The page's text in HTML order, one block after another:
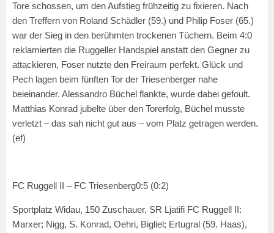
Tore schossen, um den Aufstieg frühzeitig zu fixieren. Nach
den Treffern von Roland Schädler (59.) und Philip Foser (65.)
war der Sieg in den berühmten trockenen Tüchern. Beim 4:0
reklamierten die Ruggeller Handspiel anstatt den Gegner zu
attackieren, Foser nutzte den Freiraum perfekt. Glück und
Pech lagen beim fünften Tor der Triesenberger nahe
beieinander. Alessandro Büchel flankte, wurde dabei gefoult.
Matthias Konrad jubelte über den Torerfolg, Büchel musste
verletzt – das sah nicht gut aus – vom Platz getragen werden.
(ef)
FC Ruggell II – FC Triesenberg0:5 (0:2)
Sportplatz Widau, 150 Zuschauer, SR Ljatifi FC Ruggell II:
Marxer; Nigg, S. Konrad, Oehri, Bigliel; Ertugral (59. Haas),